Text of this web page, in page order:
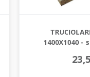
1400X1040 -